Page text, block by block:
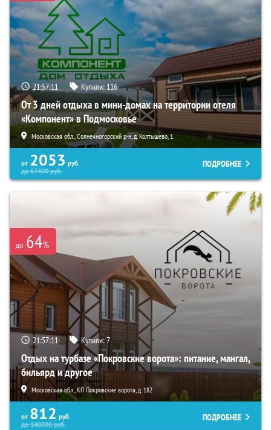
21:57:10 Купили: 116
От 3 дней отдыха в мини-домах на территории отеля
«Компонент» в Подмосковье
Московская обл., Солнечногорский р-н, д. Колтышево, 1
от 2053 руб.
до67400руб.
ПОДРОБНЕЕ
до 64%
21:57:10 Купили:7
Отдых на турбазе «Покровские ворота»: питание, мангал,
бильярд и другое
Московская обл., КП Покровские ворота, д. 182
от 812 руб.
до140800руб.
ПОДРОБНЕЕ